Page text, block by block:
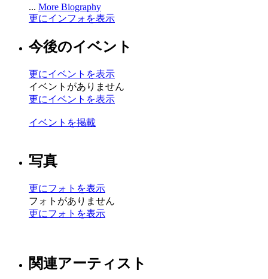
... More Biography
更にインフォを表示
今後のイベント
更にイベントを表示
イベントがありません
更にイベントを表示
イベントを掲載
写真
更にフォトを表示
フォトがありません
更にフォトを表示
関連アーティスト